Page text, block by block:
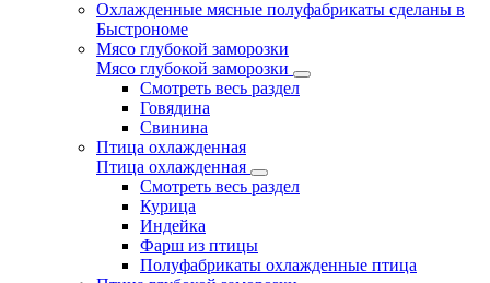
Охлажденные мясные полуфабрикаты сделаны в
Быстрономе
Мясо глубокой заморозки
Мясо глубокой заморозки
Смотреть весь раздел
Говядина
Свинина
Птица охлажденная
Птица охлажденная
Смотреть весь раздел
Курица
Индейка
Фарш из птицы
Полуфабрикаты охлажденные птица